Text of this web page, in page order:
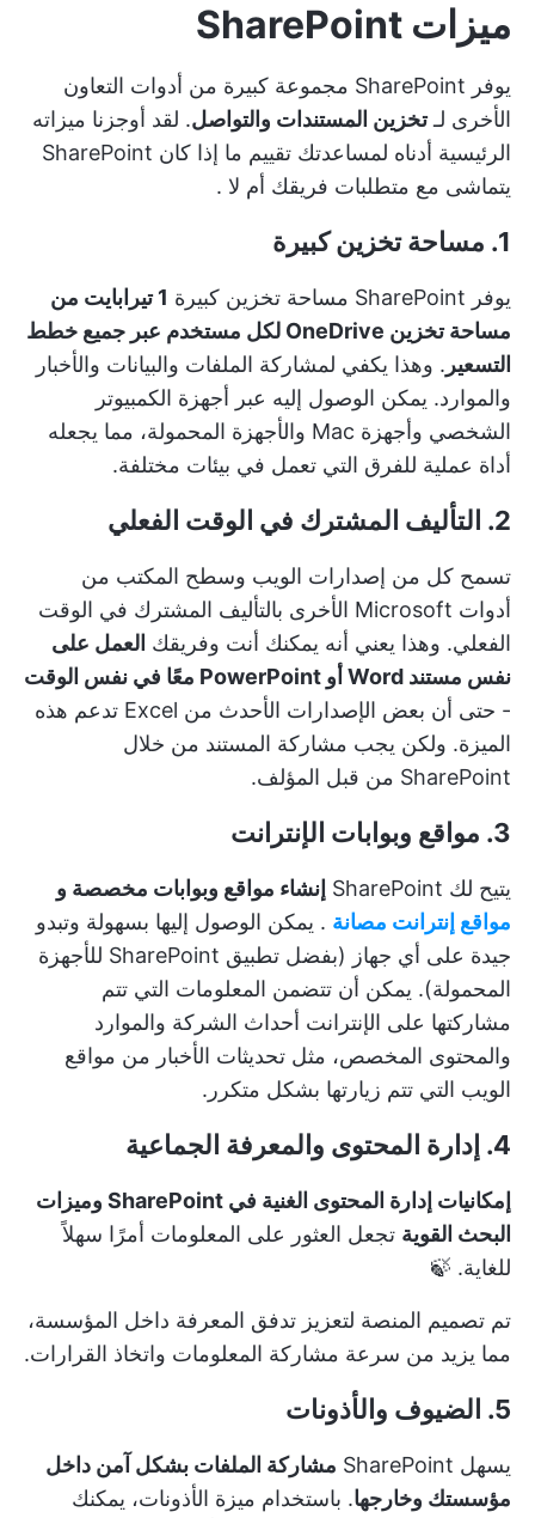
ميزات SharePoint
يوفر SharePoint مجموعة كبيرة من أدوات التعاون
الأخرى لـتخزين المستندات والتواصل. لقد أوجزنا ميزاته
الرئيسية أدناه لمساعدتك
تقييم ما إذا كان SharePoint
يتماشى مع متطلبات فريقك أم لا .
1. مساحة تخزين كبيرة
يوفر SharePoint مساحة تخزين كبيرة
1 تيرابايت من
مساحة تخزين OneDrive لكل مستخدم عبر جميع خطط
التسعير . وهذا يكفي لمشاركة الملفات والبيانات والأخبار
والموارد. يمكن الوصول إليه عبر أجهزة الكمبيوتر
الشخصي وأجهزة Mac والأجهزة المحمولة، مما يجعله
أداة عملية للفرق التي تعمل في بيئات مختلفة.
2. التأليف المشترك في الوقت الفعلي
تسمح كل من إصدارات الويب وسطح المكتب من
أدوات Microsoft الأخرى بالتأليف المشترك في الوقت
الفعلي. وهذا يعني أنه يمكنك أنت وفريقك العمل على
نفس مستند Word أو PowerPoint معًا في نفس الوقت
- حتى أن بعض الإصدارات الأحدث من Excel تدعم هذه
الميزة. ولكن يجب مشاركة المستند من خلال
SharePoint من قبل المؤلف.
3. مواقع وبوابات الإنترانت
يتيح لك SharePoint
إنشاء مواقع وبوابات مخصصة و
مواقع إنترانت مصانة . يمكن الوصول إليها بسهولة وتبدو
جيدة على أي جهاز (بفضل تطبيق SharePoint للأجهزة
المحمولة). يمكن أن تتضمن المعلومات التي تتم
مشاركتها على الإنترانت أحداث الشركة والموارد
والمحتوى المخصص، مثل تحديثات الأخبار من مواقع
الويب التي تتم زيارتها بشكل متكرر.
4. إدارة المحتوى والمعرفة الجماعية
إمكانيات إدارة المحتوى الغنية في SharePoint وميزات
البحث القوية تجعل العثور على المعلومات أمرًا سهلاً
للغاية. 🍃
تم تصميم المنصة لتعزيز تدفق المعرفة داخل المؤسسة،
مما يزيد من سرعة مشاركة المعلومات واتخاذ القرارات.
5. الضيوف والأذونات
يسهل SharePoint
مشاركة الملفات بشكل آمن داخل
مؤسستك وخارجها. باستخدام ميزة الأذونات، يمكنك